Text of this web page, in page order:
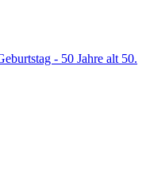
- 50 Jahre alt 50.